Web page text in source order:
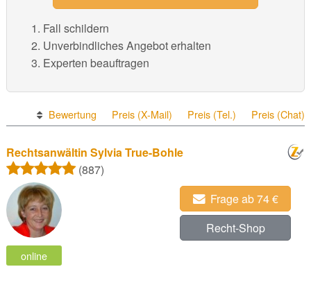
Fall schildern
Unverbindliches Angebot erhalten
Experten beauftragen
Bewertung Preis (X-Mail) Preis (Tel.) Preis (Chat)
Rechtsanwältin Sylvia True-Bohle
(887)
online
Frage ab 74 €
Recht-Shop